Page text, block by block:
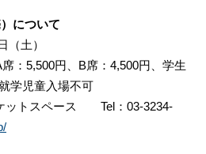
について
（土）
席：5,500円、B席：4,500円、学生
学児童入場不可
ットスペース Tel：03-3234-